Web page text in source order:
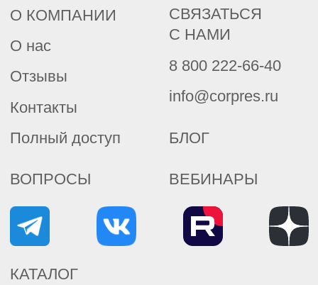
Промышленная безопасность
Пожарная безопасность
Экология
Охрана Труда.Премиум
ОТ, безопасность и экология
Нефтегазовый комплекс
Электроэнергетика
НД ПАО «Газпром»
Создание корпоративных фондов